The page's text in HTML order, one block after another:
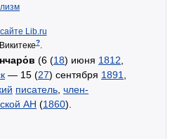
Lib.ru
?.
(6 (18) июня 1812
— 15 (27) сентября 1891
писатель член-
АН (1860).